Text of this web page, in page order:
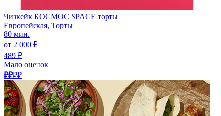
Чизкейк КОСМОС SPACE торты
Европейская, Торты
80 мин.
от 2 000 ₽
489 ₽
Мало оценок
₽₽₽₽